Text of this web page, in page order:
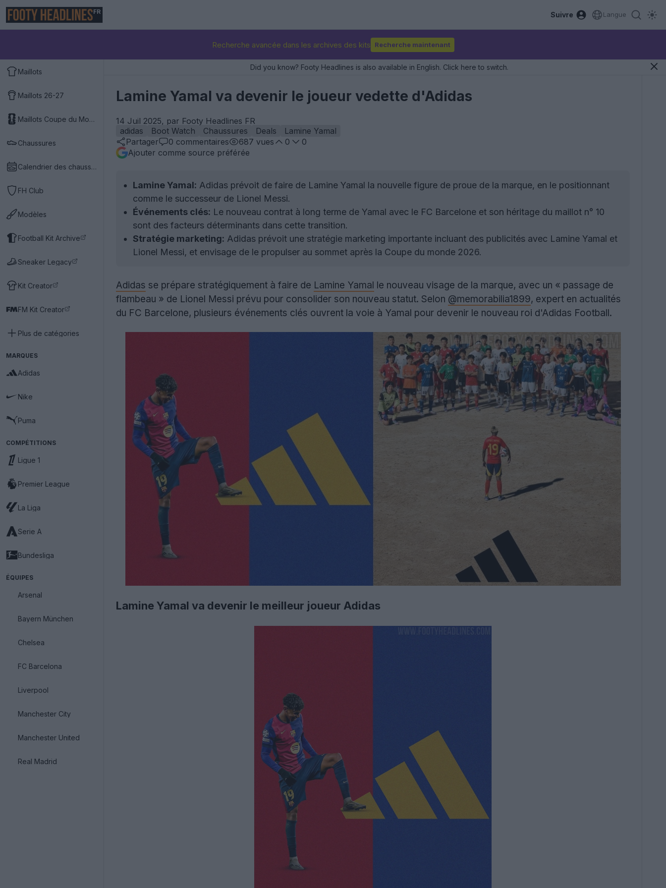
FR Suivre Langue
Recherche avancée dans les archives des kits Recherche maintenant
Maillots
Maillots 26-27
Maillots Coupe du Monde 2026
Chaussures
Calendrier des chaussures
FH Club
Modèles
Football Kit Archive
Sneaker Legacy
Kit Creator
FM Kit Creator
Plus de catégories
MARQUES
Adidas
Nike
Puma
COMPÉTITIONS
Ligue 1
Premier League
La Liga
Serie A
Bundesliga
ÉQUIPES
Arsenal
Bayern München
Chelsea
FC Barcelona
Liverpool
Manchester City
Manchester United
Real Madrid
Did you know? Footy Headlines is also available in English. Click here to switch.
Lamine Yamal va devenir le joueur vedette d'Adidas
14 Juil 2025, par Footy Headlines FR
adidas
Boot Watch Chaussures Deals
Lamine Yamal
Partager
0 commentaires 687 vues 0
0
Ajouter comme source préférée
Lamine Yamal: Adidas prévoit de faire de Lamine Yamal la nouvelle figure de proue de la marque, en le positionnant
comme le successeur de Lionel Messi.
Événements clés: Le nouveau contrat à long terme de Yamal avec le FC Barcelone et son héritage du maillot n° 10
sont des facteurs déterminants dans cette transition.
Stratégie marketing: Adidas prévoit une stratégie marketing importante incluant des publicités avec Lamine Yamal et
Lionel Messi, et envisage de le propulser au sommet après la Coupe du monde 2026.
Adidas se prépare stratégiquement à faire de Lamine Yamal le nouveau visage de la marque, avec un « passage de
flambeau » de Lionel Messi prévu pour consolider son nouveau statut. Selon @memorabilia1899, expert en actualités
du FC Barcelone, plusieurs événements clés ouvrent la voie à Yamal pour devenir le nouveau roi d'Adidas Football.
Lamine Yamal va devenir le meilleur joueur Adidas